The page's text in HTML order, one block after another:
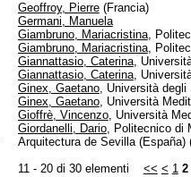
Geoffroy, Pierre(Francia)
Germani, Manuela
Giambruno, Mariacristina,
Giambruno, Mariacristina,
Giannattasio, Caterina,
Giannattasio, Caterina,
Ginex, Gaetano, Università degli
Ginex, Gaetano, Università
Gioffrè, Vincenzo, Università
Giordanelli, Dario, Politecnico di
Arquitectura de Sevilla (España)
11 - 20 di 30 elementi << < 1 2